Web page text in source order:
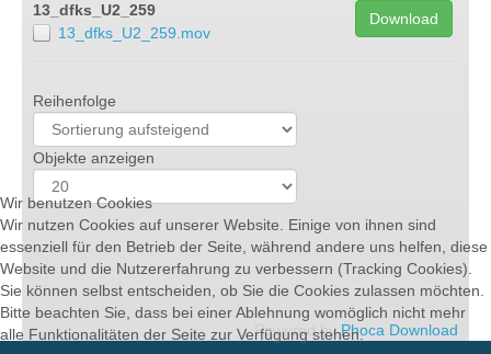
13_dfks_U2_259
13_dfks_U2_259.mov
Download
Reihenfolge
Objekte anzeigen
Powered byPhoca Download
Wir benutzen Cookies
Wir nutzen Cookies auf unserer Website. Einige von ihnen sind
essenziell für den Betrieb der Seite, während andere uns helfen, diese
Website und die Nutzererfahrung zu verbessern (Tracking Cookies).
Sie können selbst entscheiden, ob Sie die Cookies zulassen möchten.
Bitte beachten Sie, dass bei einer Ablehnung womöglich nicht mehr
alle Funktionalitäten der Seite zur Verfügung stehen.